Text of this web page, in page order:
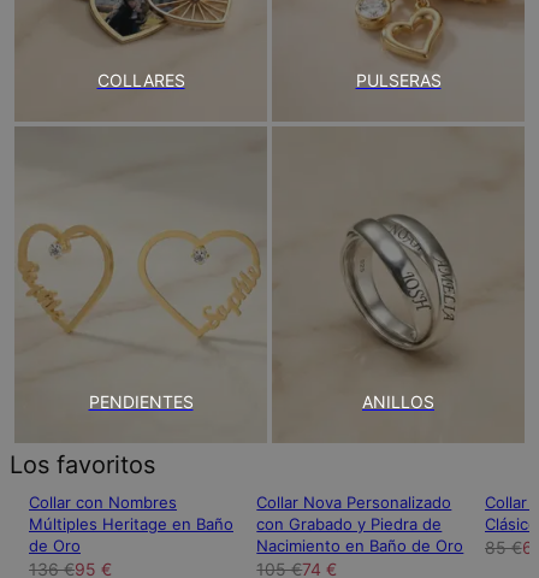
COLLARES PULSERAS
PENDIENTES ANILLOS
Los favoritos
Collar con Nombres
Múltiples Heritage en Baño
de Oro
136 €95 €
Collar Nova Personalizado
con Grabado y Piedra de
Nacimiento en Baño de Oro
105 €74 €
Collar
85 €